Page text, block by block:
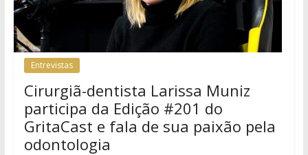
Entrevistas
Cirurgiã-dentista Larissa Muniz
participa da Edição #201 do
GritaCast e fala de sua paixão pela
odontologia